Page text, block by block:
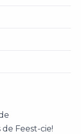
Feest-cie!